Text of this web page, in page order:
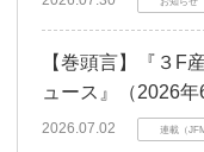
【巻頭言】『３F
ュース』（2026年
2026.07.02 連載（